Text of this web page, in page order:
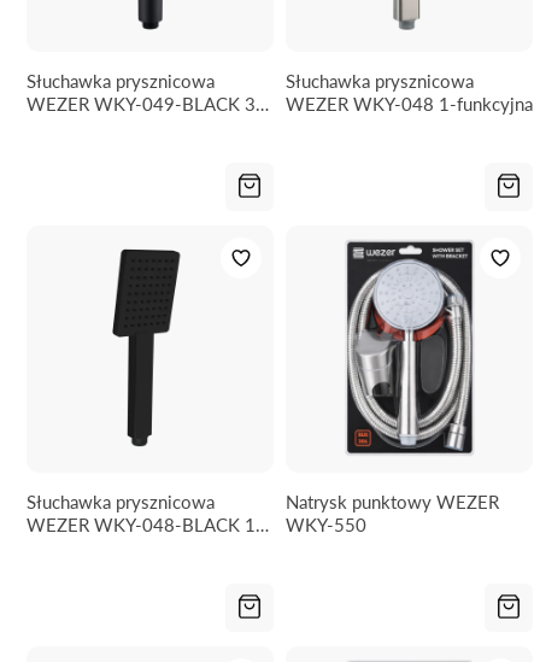
Słuchawka prysznicowa
WEZER WKY-049-BLACK 3-
Słuchawka prysznicowa
WEZER WKY-048 1-funkcyjna
Słuchawka prysznicowa
WEZER WKY-048-BLACK 1-
Natrysk punktowy WEZER
WKY-550